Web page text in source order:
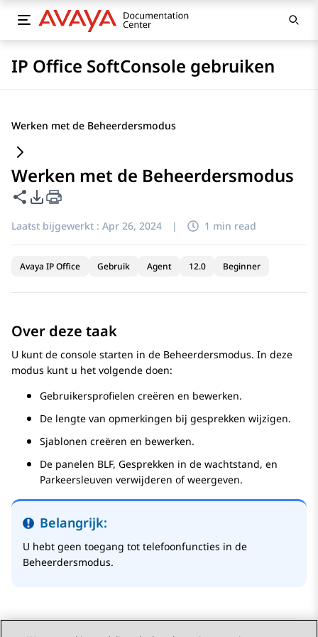
IP Office SoftConsole gebruiken
Werken met de Beheerdersmodus
Werken met de Beheerdersmodus
Deze pagina delen
Opties voor PDF exporteren
Laatst bijgewerkt : Apr 26, 2024 | 1 min read
Avaya IP Office Gebruik Agent 12.0 Beginner
Over deze taak
U kunt de console starten in de Beheerdersmodus. In deze
modus kunt u het volgende doen:
Gebruikersprofielen creëren en bewerken.
De lengte van opmerkingen bij gesprekken wijzigen.
Sjablonen creëren en bewerken.
De panelen BLF, Gesprekken in de wachtstand, en
Parkeersleuven verwijderen of weergeven.
Belangrijk:
U hebt geen toegang tot telefoonfuncties in de
Beheerdersmodus.